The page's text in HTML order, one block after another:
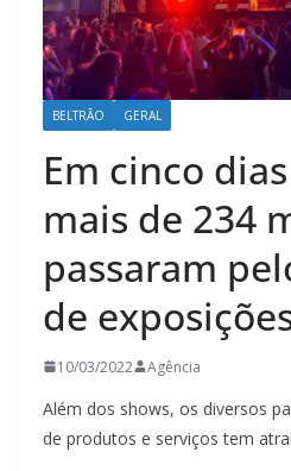
BELTRÃO GERAL
Em cinco
mais de 234
passaram
de
10/03/2022 Agência
Além dos shows, os diversos
de produtos e serviços tem